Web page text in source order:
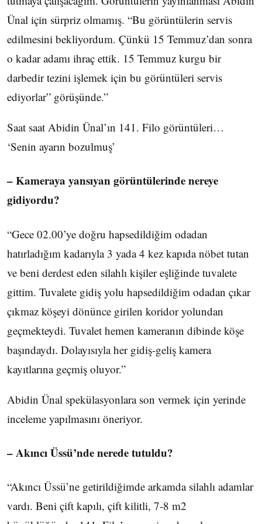
Ünal için sürpriz olmamış. “Bu görüntülerin servis
edilmesini bekliyordum. Çünkü 15 Temmuz’dan sonra
o kadar adamı ihraç ettik. 15 Temmuz kurgu bir
darbedir tezini işlemek için bu görüntüleri servis
ediyorlar” görüşünde.”
Saat saat Abidin Ünal’ın 141. Filo görüntüleri…
‘Senin ayarın bozulmuş’
– Kameraya yansıyan görüntülerinde nereye
gidiyordu?
“Gece 02.00’ye doğru hapsedildiğim odadan
hatırladığım kadarıyla 3 yada 4 kez kapıda nöbet tutan
ve beni derdest eden silahlı kişiler eşliğinde tuvalete
gittim. Tuvalete gidiş yolu hapsedildiğim odadan çıkar
çıkmaz köşeyi dönünce girilen koridor yolundan
geçmekteydi. Tuvalet hemen kameranın dibinde köşe
başındaydı. Dolayısıyla her gidiş-geliş kamera
kayıtlarına geçmiş oluyor.”
Abidin Ünal spekülasyonlara son vermek için yerinde
inceleme yapılmasını öneriyor.
– Akıncı Üssü’nde nerede tutuldu?
“Akıncı Üssü’ne getirildiğimde arkamda silahlı adamlar
vardı. Beni çift kapılı, çift kilitli, 7-8 m2